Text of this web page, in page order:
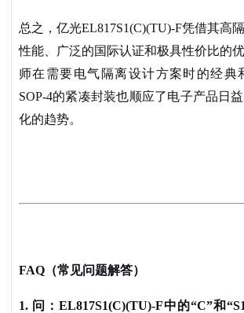
总之，亿光EL817S1(C)(TU)-F凭借其高
性能、广泛的国际认证和极具性价比的
师在需要电气隔离设计方案时的经典
SOP-4的紧凑封装也顺应了电子产品日
化的趋势。
FAQ（常见问题解答）
1. 问：EL817S1(C)(TU)-F中的“C”和